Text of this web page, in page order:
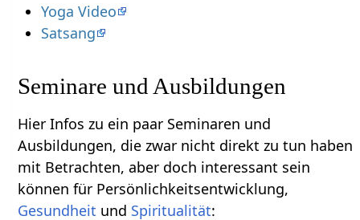
Yoga Video
Satsang
Seminare und Ausbildungen
Hier Infos zu ein paar Seminaren und
Ausbildungen, die zwar nicht direkt zu tun haben
mit Betrachten‏‎, aber doch interessant sein
können für Persönlichkeitsentwicklung,
Gesundheit und Spiritualität: